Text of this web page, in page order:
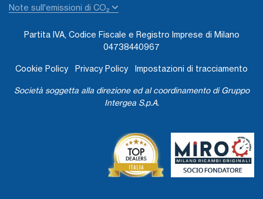
Note sull'emissioni di CO₂
Partita IVA, Codice Fiscale e Registro Imprese di Milano
04738440967
Cookie Policy Privacy Policy Impostazioni di tracciamento
Società soggetta alla direzione ed al coordinamento di Gruppo
Intergea S.p.A.